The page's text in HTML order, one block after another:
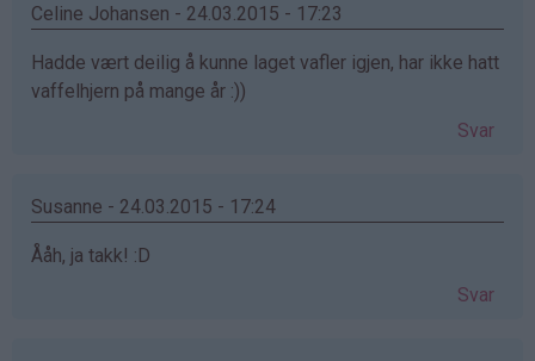
Celine Johansen - 24.03.2015 - 17:23
Hadde vært deilig å kunne laget vafler igjen, har ikke hatt
vaffelhjern på mange år :))
Svar
Susanne - 24.03.2015 - 17:24
Ååh, ja takk! :D
Svar